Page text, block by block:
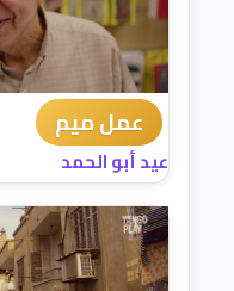
عمل ميم
عيد أبو الحمد